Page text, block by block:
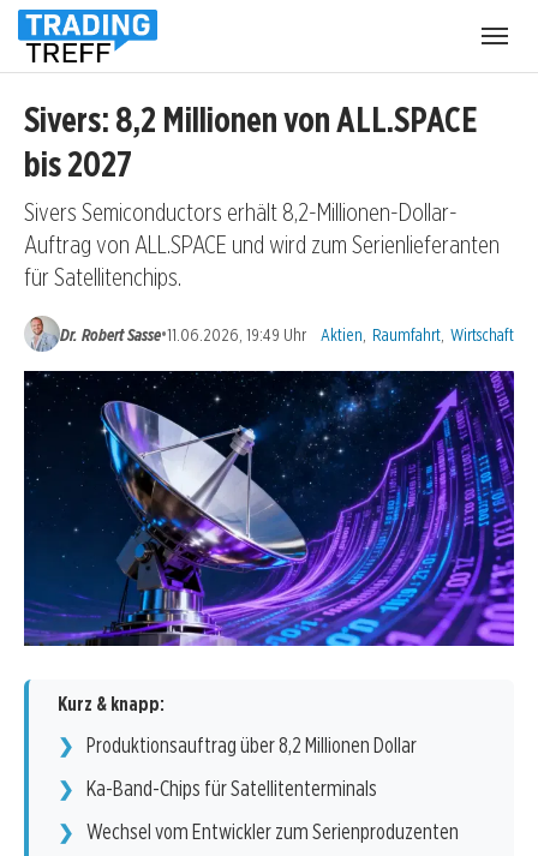
Sivers: 8,2 Millionen von ALL.SPACE
bis 2027
Sivers Semiconductors erhält 8,2-Millionen-Dollar-
Auftrag von ALL.SPACE und wird zum Serienlieferanten
für Satellitenchips.
Dr. Robert Sasse•11.06.2026, 19:49 Uhr Kategorien:
Aktien Raumfahrt Wirtschaft
Kurz & knapp:
Produktionsauftrag über 8,2 Millionen Dollar
Ka-Band-Chips für Satellitenterminals
Wechsel vom Entwickler zum Serienproduzenten